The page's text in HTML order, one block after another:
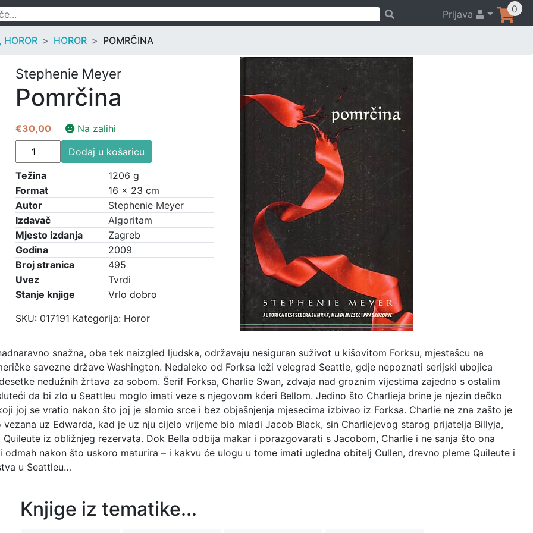
Prijava 0
HOROR HOROR POMRČINA
Stephenie Meyer
Pomrčina
€30,00
Na zalihi
Pomrčina
količina
Dodaj u košaricu
Težina
1206 g
Format
16 × 23 cm
Autor
Stephenie Meyer
Izdavač
Algoritam
Mjesto izdanja
Zagreb
Godina
2009
Broj stranica
495
Uvez
Tvrdi
Stanje knjige
Vrlo dobro
SKU: 017191 Kategorija: Horor
snažna, oba tek naizgled ljudska, održavaju nesiguran suživot u kišovitom Forksu, mjestašcu na
savezne države Washington. Nedaleko od Forksa leži velegrad Seattle, gdje nepoznati serijski ubojica
nedužnih žrtava za sobom. Šerif Forksa, Charlie Swan, zdvaja nad groznim vijestima zajedno s ostalim
da bi zlo u Seattleu moglo imati veze s njegovom kćeri Bellom. Jedino što Charlieja brine je njezin dečko
joj se vratio nakon što joj je slomio srce i bez objašnjenja mjesecima izbivao iz Forksa. Charlie ne zna zašto je
vezana uz Edwarda, kad je uz nju cijelo vrijeme bio mladi Jacob Black, sin Charliejevog starog prijatelja Billyja,
Quileute iz obližnjeg rezervata. Dok Bella odbija makar i porazgovarati s Jacobom, Charlie i ne sanja što ona
odmah nakon što uskoro maturira – i kakvu će ulogu u tome imati ugledna obitelj Cullen, drevno pleme Quileute i
u Seattleu…
Knjige iz tematike...